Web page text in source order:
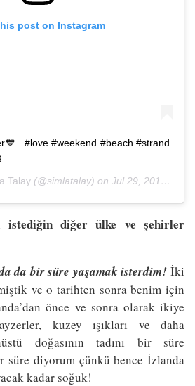
post on Instagram
. #love #weekend #beach #strand
Talay (@simlatalay) on Jul 29, 2017 at 12:04pm PDT
istediğin diğer ülke ve şehirler
da bir süre yaşamak isterdim! İki
ve o tarihten sonra benim için
önce ve sonra olarak ikiye
kuzey ışıkları ve daha
doğasının tadını bir süre
süre diyorum çünkü bence İzlanda
kadar soğuk!